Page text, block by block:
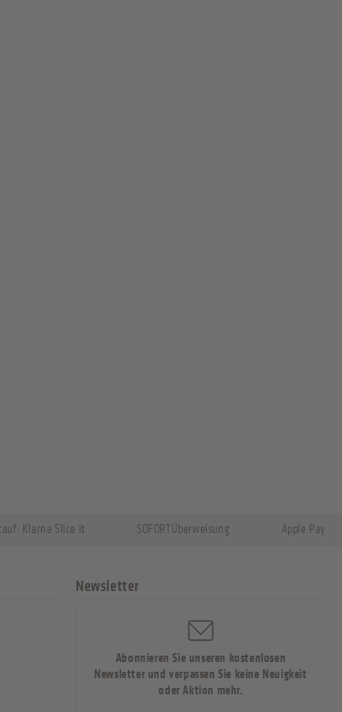
Newsletter
Abonnieren Sie unseren kostenlosen
Newsletter und verpassen Sie keine Neuigkeit
oder Aktion mehr.
Klarna Slice It SOFORTÜberweisung Apple Pay